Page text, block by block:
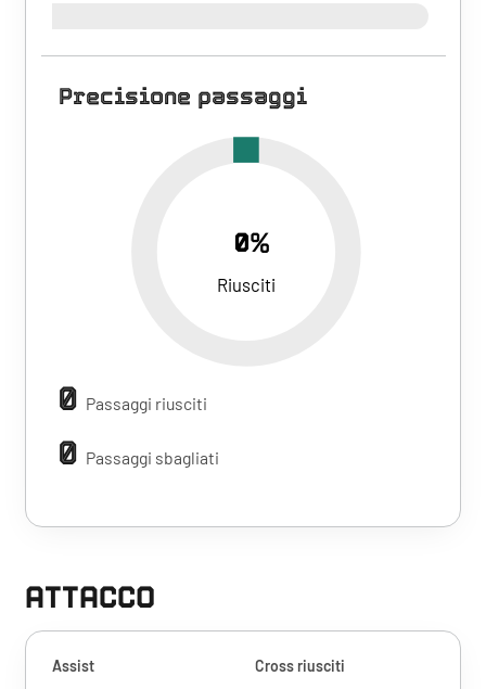
Precisione passaggi
0%
Riusciti
0 Passaggi riusciti
0 Passaggi sbagliati
ATTACCO
Assist Cross riusciti